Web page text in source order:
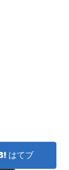
はてブ